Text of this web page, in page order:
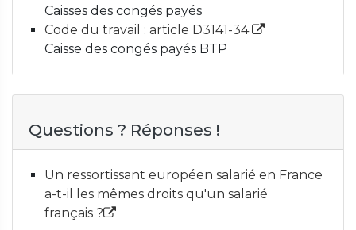
Caisses des congés payés
Code du travail : article D3141-34
Caisse des congés payés BTP
Questions ? Réponses !
Un ressortissant européen salarié en France
a-t-il les mêmes droits qu'un salarié
français ?